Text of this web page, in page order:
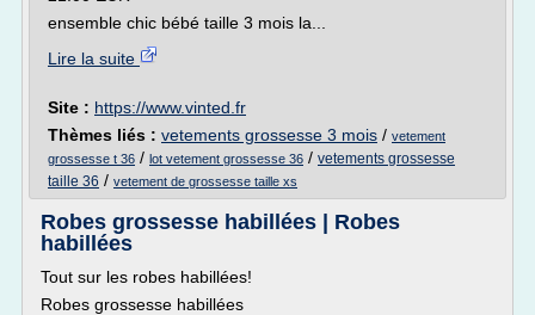
ensemble chic bébé taille 3 mois la...
Lire la suite
Site : https://www.vinted.fr
Thèmes liés : vetements grossesse 3 mois / vetement
grossesse t 36 / lot vetement grossesse 36 / vetements grossesse
taille 36 / vetement de grossesse taille xs
Robes grossesse habillées | Robes
habillées
Tout sur les robes habillées!
Robes grossesse habillées